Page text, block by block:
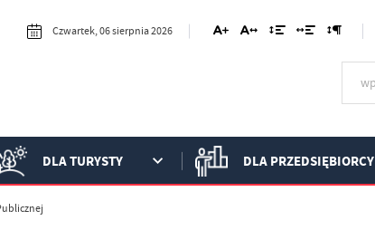
Czwartek, 06 sierpnia 2026
DLA TURYSTY DLA PRZEDSIĘBIORCY